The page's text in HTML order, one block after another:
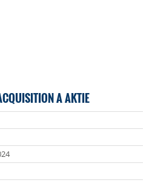
A AKTIE